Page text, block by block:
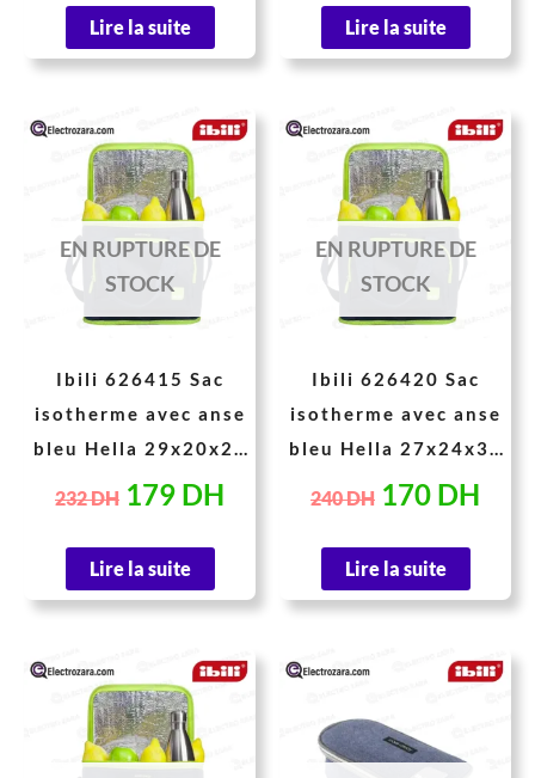
Lire la suite Lire la suite
EN RUPTURE DE
STOCK
Ibili 626415 Sac
isotherme avec anse
bleu Hella 29x20x28
cm 15 Litres
232DH
prix
initial
était :
232 DH.
179 DH
Le
179 DH.
Lire la suite
EN RUPTURE DE
STOCK
Ibili 626420 Sac
isotherme avec anse
bleu Hella 27x24x34
cm 20 Litres
240DH
prix
initial
était :
240 DH.
170 DH
Le
Lire la suite
prix
initial
Le
initial
Le